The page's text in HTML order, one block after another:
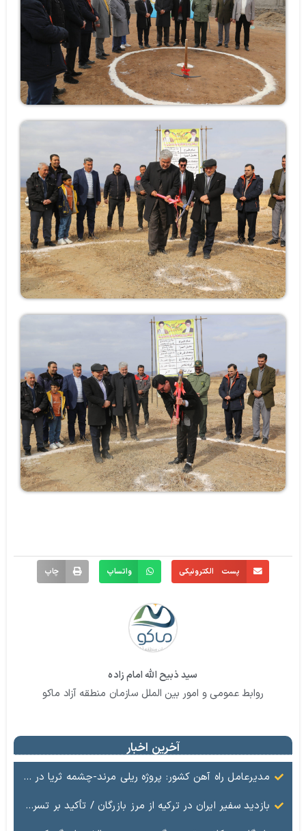
پست الکترونیکی واتساپ چاپ
سید ذبیح الله امام زاده
روابط عمومی و امور بین الملل سازمان منطقه آزاد ماکو
آخرین اخبار
مدیرعامل راه آهن کشور: پروژه ریلی مرند-چشمه ثریا در مرحله عقد قرارداد است
بازدید سفیر ایران در ترکیه از مرز بازرگان / تأکید بر تسریع راه‌اندازی مرکز مبادلات تجاری ایران وترکیه